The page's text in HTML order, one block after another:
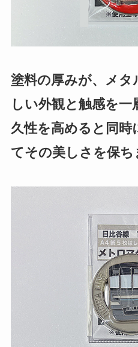
塗料の厚みが、メ
しい外観と触感を
久性を高めると同時
てその美しさを保ち